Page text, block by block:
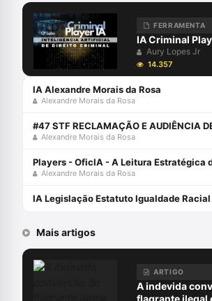
FERRAMENTA
IA Criminal
Aury Lopes Jr
14.357
IA Alexandre Morais da Rosa
Alexandre Morais da Rosa
Alexandre Morais da Rosa
Alexandre Morais da Rosa
IA Legislação Estatuto Igualdade Racial
Mais artigos
ARTIGO
A indevida